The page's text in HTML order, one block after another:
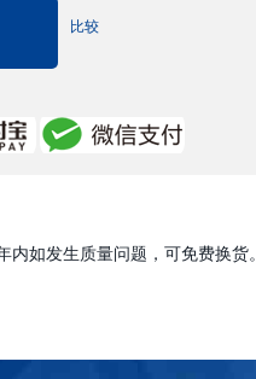
比较
内如发生质量问题，可免费换货。